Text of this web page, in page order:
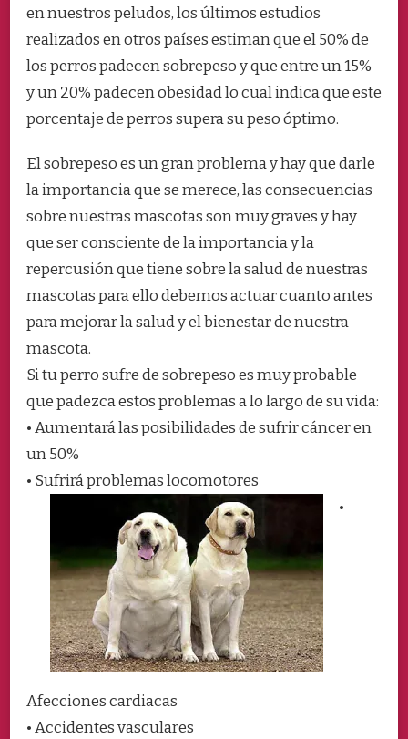
ACTUAR
en nuestros peludos, los últimos estudios
realizados en otros países estiman que el 50% de
los perros padecen sobrepeso y que entre un 15%
y un 20% padecen obesidad lo cual indica que este
porcentaje de perros supera su peso óptimo.
El sobrepeso es un gran problema y hay que darle
la importancia que se merece, las consecuencias
sobre nuestras mascotas son muy graves y hay
que ser consciente de la importancia y la
repercusión que tiene sobre la salud de nuestras
mascotas para ello debemos actuar cuanto antes
para mejorar la salud y el bienestar de nuestra
mascota.
Si tu perro sufre de sobrepeso es muy probable
que padezca estos problemas a lo largo de su vida:
• Aumentará las posibilidades de sufrir cáncer en
un 50%
• Sufrirá problemas locomotores
•
Afecciones cardiacas
• Accidentes vasculares